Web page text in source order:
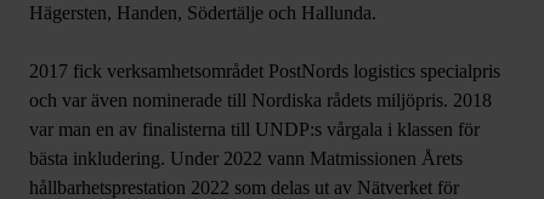
Hägersten, Handen, Södertälje och Hallunda.
2017 fick verksamhetsområdet PostNords logistics specialpris
och var även nominerade till Nordiska rådets miljöpris. 2018
var man en av finalisterna till UNDP:s vårgala i klassen för
bästa inkludering. Under 2022 vann Matmissionen Årets
hållbarhetsprestation 2022 som delas ut av Nätverket för